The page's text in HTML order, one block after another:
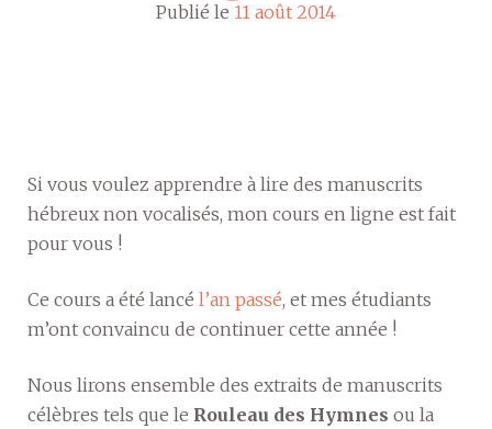
Publié le 11 août 2014
Si vous voulez apprendre à lire des manuscrits
hébreux non vocalisés, mon cours en ligne est fait
pour vous !
Ce cours a été lancé l’an passé, et mes étudiants
m’ont convaincu de continuer cette année !
Nous lirons ensemble des extraits de manuscrits
célèbres tels que le Rouleau des Hymnes ou la